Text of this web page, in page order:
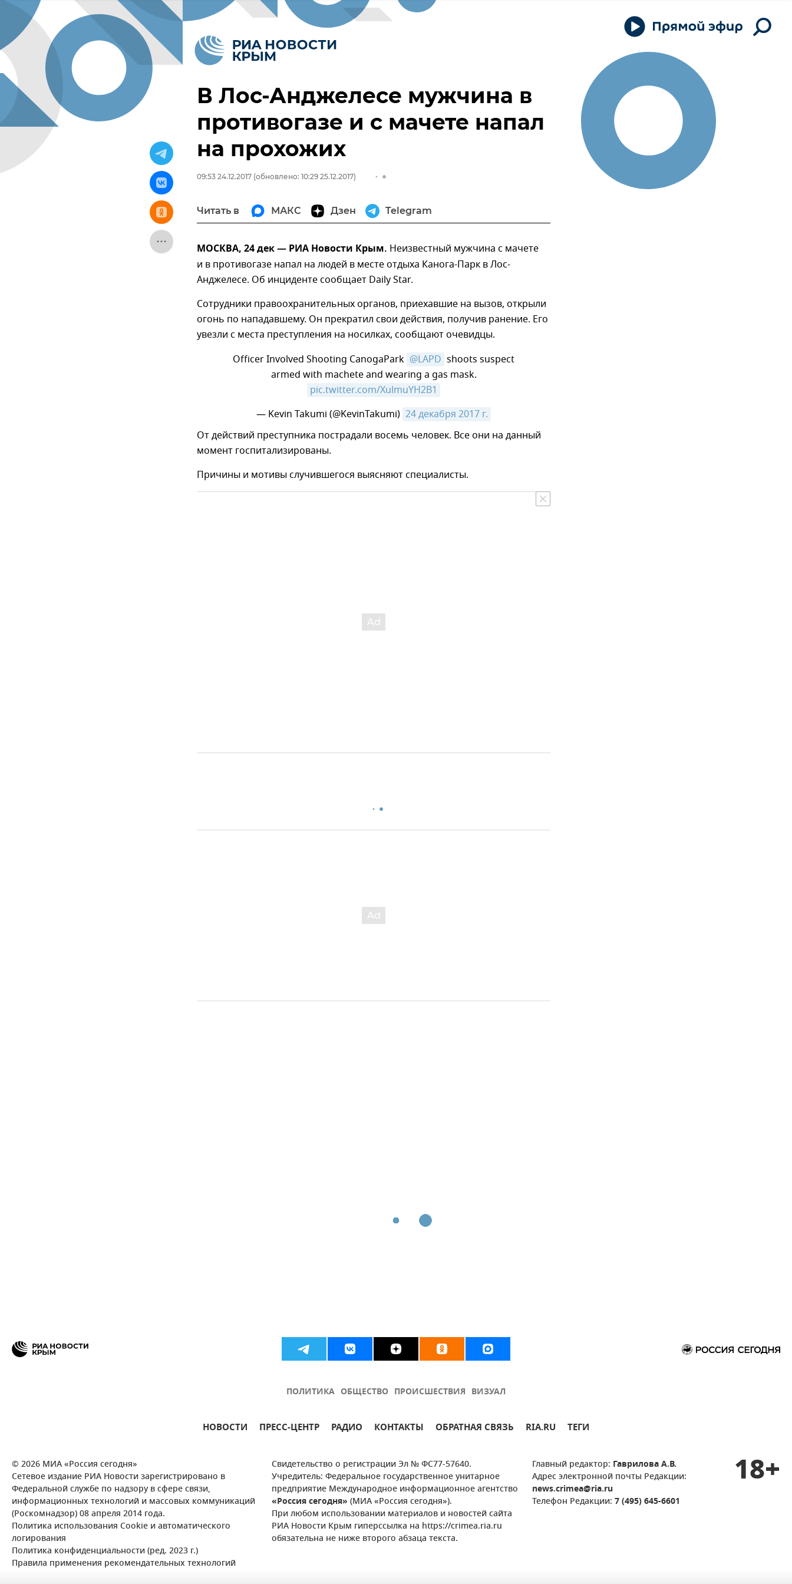
В Лос-Анджелесе мужчина в
противогазе и с мачете напал
на прохожих
09:53 24.12.2017 (обновлено: 10:29 25.12.2017)
Читать в МАКС Дзен Telegram
МОСКВА, 24 дек — РИА Новости Крым. Неизвестный мужчина с мачете
и в противогазе напал на людей в месте отдыха Канога-Парк в Лос-
Анджелесе. Об инциденте сообщает Daily Star.
Сотрудники правоохранительных органов, приехавшие на вызов, открыли
огонь по нападавшему. Он прекратил свои действия, получив ранение. Его
увезли с места преступления на носилках, сообщают очевидцы.
Officer Involved Shooting CanogaPark @LAPD shoots suspect
armed with machete and wearing a gas mask.
pic.twitter.com/XulmuYH2B1
— Kevin Takumi (@KevinTakumi) 24 декабря 2017 г.
​От действий преступника пострадали восемь человек. Все они на данный
момент госпитализированы.
Причины и мотивы случившегося выясняют специалисты.
ПОЛИТИКА ОБЩЕСТВО ПРОИСШЕСТВИЯ ВИЗУАЛ
НОВОСТИ ПРЕСС-ЦЕНТР РАДИО КОНТАКТЫ ОБРАТНАЯ СВЯЗЬ RIA.RU ТЕГИ
© 2026 МИА «Россия сегодня»
Сетевое издание РИА Новости зарегистрировано в
Федеральной службе по надзору в сфере связи,
информационных технологий и массовых коммуникаций
(Роскомнадзор) 08 апреля 2014 года.
Политика использования Cookie и автоматического
логирования
Политика конфиденциальности (ред. 2023 г.)
Правила применения рекомендательных технологий
Свидетельство о регистрации Эл № ФС77-57640.
Учредитель: Федеральное государственное унитарное
предприятие Международное информационное агентство
«Россия сегодня» (МИА «Россия сегодня»).
При любом использовании материалов и новостей сайта
РИА Новости Крым гиперссылка на https://crimea.ria.ru
обязательна не ниже второго абзаца текста.
Главный редактор: Гаврилова А.В.
Адрес электронной почты Редакции:
news.crimea@ria.ru
Телефон Редакции: 7 (495) 645-6601
18+